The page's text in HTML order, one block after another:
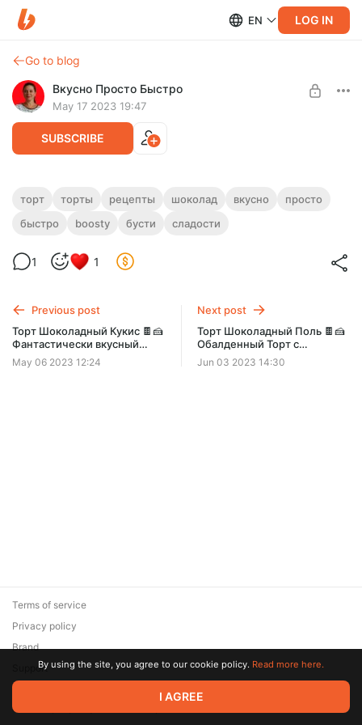
EN LOG IN
Go to blog
Вкусно Просто Быстро
May 17 2023 19:47
SUBSCRIBE
Шоколадный торт "Амеретто" 🍫🍰
Простой и быстрый рецепт вкуснейшего
Торт очень вкусный и нежный, имеет насыщенный
Level required:
торт торты рецепты шоколад вкусно
просто
быстро
boosty бусти сладости
1 1
Previous post
Торт Шоколадный Кукис 🍫🍰
Фантастически вкусный
шоколадный торт
May 06 2023 12:24
Next post
Торт Шоколадный Поль 🍫🍰
Обалденный Торт с
Насыщенным Шоколадным
Вкусом
Jun 03 2023 14:30
© 2026 Zaya Solutions Limited. All rights reserved. All trademarks
are the property of their respective owners.
Terms of service
Privacy policy
Brand
SupportBy using the site, you agree to our cookie policy. Read more here.
I AGREE